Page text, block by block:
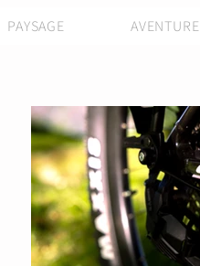
PAYSAGE AVENTURE